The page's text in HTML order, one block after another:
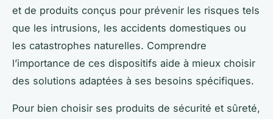
et de produits conçus pour prévenir les risques tels
que les intrusions, les accidents domestiques ou
les catastrophes naturelles. Comprendre
l’importance de ces dispositifs aide à mieux choisir
des solutions adaptées à ses besoins spécifiques.
Pour bien choisir ses produits de sécurité et sûreté,